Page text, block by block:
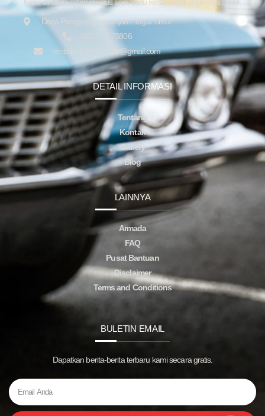
Desa Panggung Kepanjen - Tegal Timur
082323878806
rentalmobiltegalsupir@gmail.com
DETAIL INFORMASI
Tentang
Kontak
Gallery
Blog
LAINNYA
Armada
FAQ
Pusat Bantuan
Disclaimer
Terms and Conditions
BULETIN EMAIL
Dapatkan berita-berita terbaru kami secara gratis.